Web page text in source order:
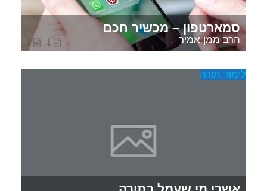
סמארטפון – מכשיר חכם
הרב ממן אמיר
לימוד תורה